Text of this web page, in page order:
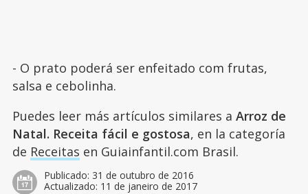
- O prato poderá ser enfeitado com frutas,
salsa e cebolinha.
Puedes leer más artículos similares a Arroz de
Natal. Receita fácil e gostosa, en la categoría
de Receitas en Guiainfantil.com Brasil.
Publicado: 31 de outubro de 2016
Actualizado: 11 de janeiro de 2017